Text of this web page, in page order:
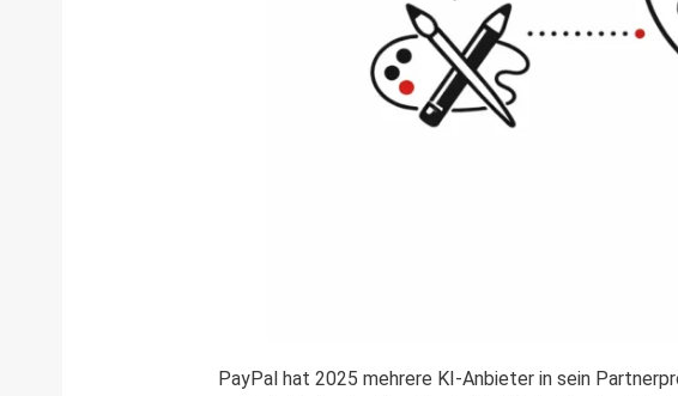
PayPal hat 2025 mehrere KI-Anbieter in sein